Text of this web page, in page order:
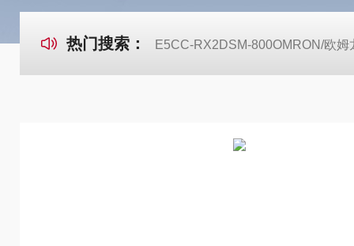
热门搜索： E5CC-RX2DSM-800OMRON/欧